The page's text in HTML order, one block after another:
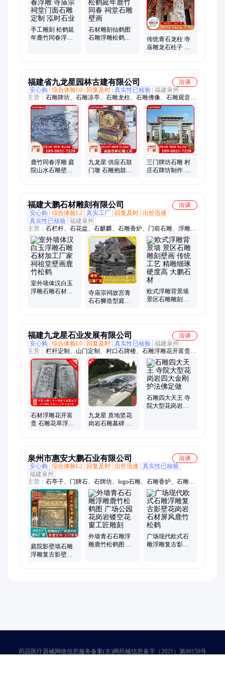
手工雕刻 松鹤延
年鹿竹同春浮雕
石材雕刻仙鹤图
石雕浮雕松鹤延
传统青石龙柱 寺
庙雕龙石柱子 石
福建省九龙星园林古建有限公司
洽谈
安心购
综合体验L0 回复及时 真实性已核验 福建泉州
主营： 石雕牌坊、石雕凉亭、石雕龙柱、石雕佛像、石雕观音、
石雕大象、石雕狮子、石雕麒麟、石雕浮雕、石雕香炉、石雕供
桌、石雕水钵、石雕花钵、市政工程、大型寺庙建筑工程
鹿竹同春浮雕 庭
院山水石雕壁画
九龙星 供应石鼓
门墩 石雕抱鼓石
三门牌坊石雕 村
庄石牌坊制作 乡
福建大鹏石材雕刻有限公司
洽谈
安心购
综合体验L2 真实工厂 回复及时 出价迅速
真实性已核验 福建泉州
主营： 石栏杆、石花盆、石麒麟、石雕香炉、门前石雕、浮雕石
雕、石雕大象、石雕麒麟、亭子石雕、广场石雕、刻字石雕、石
雕狮子、石雕佛像、石雕佛塔、寺庙石雕、大鹏雕刻、锈石喷
泉、石材花钵、浮雕壁画、石材浮雕、四大金刚、青石香炉、景
观喷泉、金刚神像、龙龟雕塑
室外墙体汉白玉
浮雕石雕石材加
寺庙宗祠故宫青
石石狮造型庭院
欧式浮雕背景墙
景区石雕雕刻壁
福建九龙星石业发展有限公司
洽谈
安心购
综合体验L0 回复及时 真实性已核验 福建泉州
主营： 栏杆定制、山门定制、村口石牌楼、石雕浮雕花开富贵、
人像景观雕刻、千手观音雕像、古建青石盘龙柱
石材浮雕花开富
贵 石雕花草浮雕
九龙星 质地坚花
岗岩石雕墓碑 青
石雕四大天王 寺
院大型花岗岩四
泉州市惠安大鹏石业有限公司
洽谈
安心购
综合体验L2 回复及时 出价迅速
真实性已核验
福建泉州
主营： 石亭子、门牌石、石牌坊、logo石雕、石雕香炉、石雕牌
坊、石雕雕刻、浮雕石雕、人物石雕、石雕仿古、石雕神桌、石
雕门墩、大理石、小沙弥、石栏杆、花岗岩、石凉亭、招牌石、
庭院拱桥、青石大象、三维字体、青石香炉、石材井盖、人物雕
刻、墓碑石材
庭院影壁墙石雕
浮雕复古影壁花
外墙青石石雕浮
雕鹿竹松鹤图 广
广场现代欧式石
雕浮雕复古影壁
药品医疗器械网络信息服务备案(京)网药械信息备字（2021）第00159号